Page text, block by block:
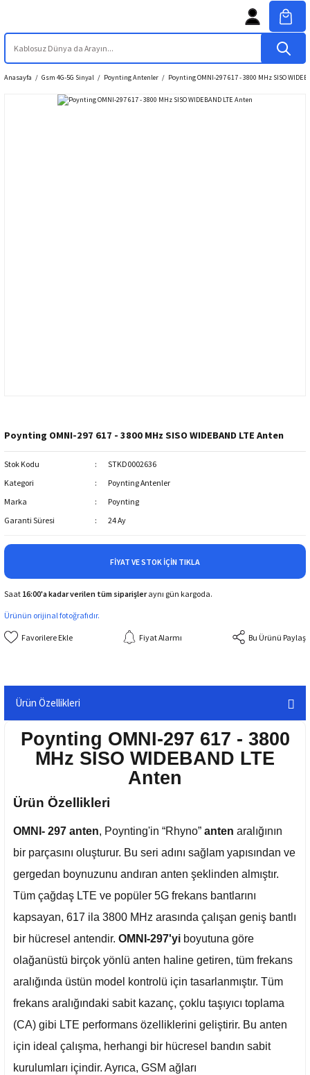
Anasayfa Gsm 4G-5G Sinyal Poynting Antenler Poynting OMNI-297 617 - 3800 MHz SISO
Poynting OMNI-297 617 - 3800 MHz SISO WIDEBAND LTE Anten
Stok Kodu
STKD0002636
Kategori
Poynting Antenler
Marka
Poynting
Garanti Süresi
24 Ay
FIYAT VE STOK İÇIN TIKLA
Saat 16:00'a kadar verilen tüm siparişleraynı gün kargoda.
Ürünün orijinal fotoğrafıdır.
Fiyat Alarmı Bu Ürünü Paylaş
Ürün Özellikleri
Poynting OMNI-297 617 - 3800
MHz SISO WIDEBAND LTE
Anten
Ürün Özellikleri
OMNI- 297 anten, Poynting'in “Rhyno” anten aralığının
bir parçasını oluşturur. Bu seri adını sağlam yapısından ve
gergedan boynuzunu andıran anten şeklinden almıştır.
Tüm çağdaş LTE ve popüler 5G frekans bantlarını
kapsayan, 617 ila 3800 MHz arasında çalışan geniş bantlı
bir hücresel antendir. OMNI-297'yi boyutuna göre
olağanüstü birçok yönlü anten haline getiren, tüm frekans
aralığında üstün model kontrolü için tasarlanmıştır. Tüm
frekans aralığındaki sabit kazanç, çoklu taşıyıcı toplama
(CA) gibi LTE performans özelliklerini geliştirir. Bu anten
için ideal çalışma, herhangi bir hücresel bandın sabit
kurulumları içindir. Ayrıca, GSM ağları